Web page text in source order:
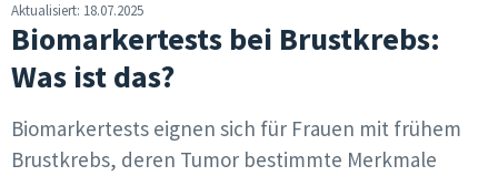
Aktualisiert: 18.07.2025
Biomarkertests bei Brustkrebs:
Was ist das?
Biomarkertests eignen sich für Frauen mit frühem
Brustkrebs, deren Tumor bestimmte Merkmale